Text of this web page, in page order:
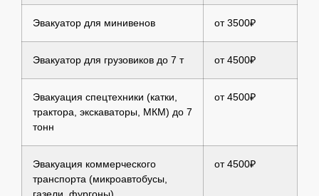
Эвакуатор для минивенов от 3500₽
Эвакуатор для грузовиков до 7 т от 4500₽
Эвакуация спецтехники (катки,
трактора, экскаваторы, МКМ) до 7
тонн
от 4500₽
Эвакуация коммерческого
транспорта (микроавтобусы,
газели, фургоны)
от 4500₽